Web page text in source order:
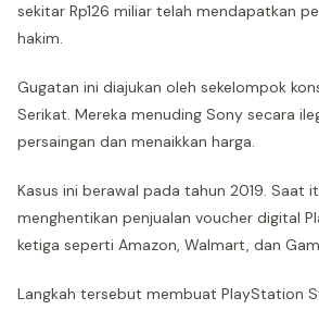
sekitar Rp126 miliar telah mendapatkan
hakim.
Gugatan ini diajukan oleh sekelompok
Serikat. Mereka menuding Sony secara
persaingan dan menaikkan harga.
Kasus ini berawal pada tahun 2019. Saat
menghentikan penjualan voucher digital
ketiga seperti Amazon, Walmart, dan
Langkah tersebut membuat PlayStation